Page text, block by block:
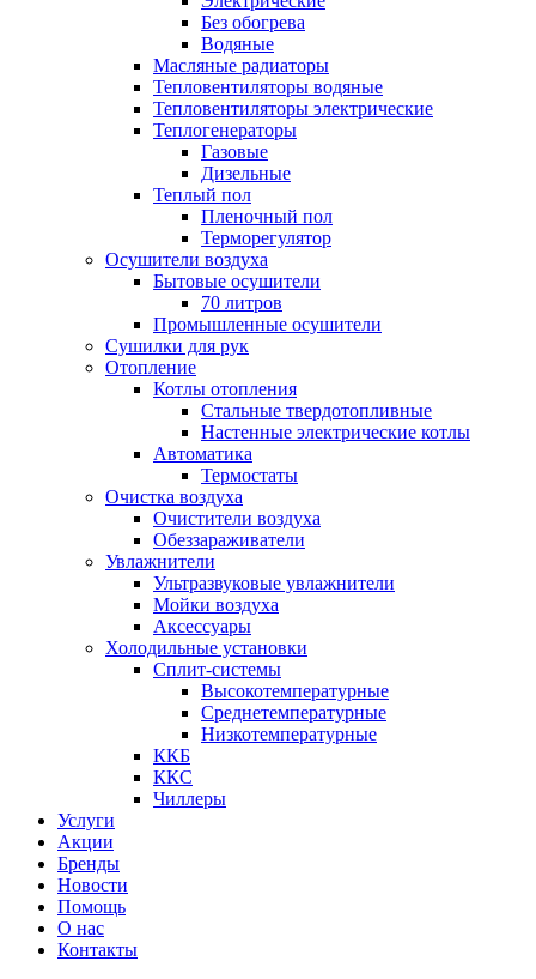
Без обогрева
Водяные
Масляные радиаторы
Тепловентиляторы водяные
Тепловентиляторы электрические
Теплогенераторы
Газовые
Дизельные
Теплый пол
Пленочный пол
Терморегулятор
Осушители воздуха
Бытовые осушители
70 литров
Промышленные осушители
Сушилки для рук
Отопление
Котлы отопления
Стальные твердотопливные
Настенные электрические котлы
Автоматика
Термостаты
Очистка воздуха
Очистители воздуха
Обеззараживатели
Увлажнители
Ультразвуковые увлажнители
Мойки воздуха
Аксессуары
Холодильные установки
Сплит-системы
Высокотемпературные
Среднетемпературные
Низкотемпературные
ККБ
ККС
Чиллеры
Услуги
Акции
Бренды
Новости
Помощь
О нас
Контакты